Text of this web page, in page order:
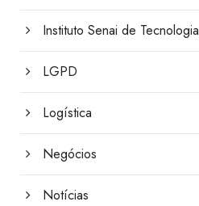
Instituto Senai de Tecnologia
LGPD
Logística
Negócios
Notícias